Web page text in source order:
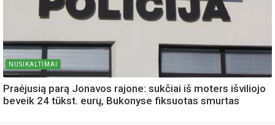
NUSIKALTIMAI
Praėjusią parą Jonavos rajone: sukčiai iš moters išviliojo
beveik 24 tūkst. eurų, Bukonyse fiksuotas smurtas